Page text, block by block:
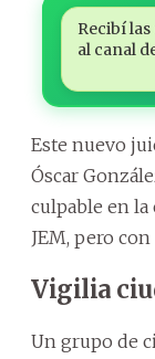
Recibí
al canal
Este nuevo
Óscar
culpable en la
JEM, pero
Vigilia
Un grupo de